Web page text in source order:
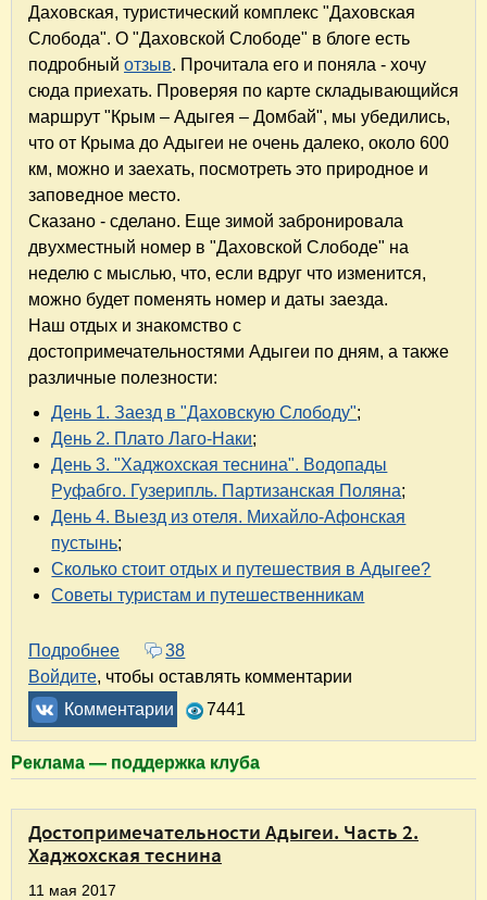
Даховская, туристический комплекс "Даховская
Слобода". О "Даховской Слободе" в блоге есть
подробный отзыв. Прочитала его и поняла - хочу
сюда приехать. Проверяя по карте складывающийся
маршрут "Крым – Адыгея – Домбай", мы убедились,
что от Крыма до Адыгеи не очень далеко, около 600
км, можно и заехать, посмотреть это природное и
заповедное место.
Сказано - сделано. Еще зимой забронировала
двухместный номер в "Даховской Слободе" на
неделю с мыслью, что, если вдруг что изменится,
можно будет поменять номер и даты заезда.
Наш отдых и знакомство с
достопримечательностями Адыгеи по дням, а также
различные полезности:
День 1. Заезд в "Даховскую Слободу";
День 2. Плато Лаго-Наки;
День 3. "Хаджохская теснина". Водопады
Руфабго. Гузерипль. Партизанская Поляна;
День 4. Выезд из отеля. Михайло-Афонская
пустынь;
Сколько стоит отдых и путешествия в Адыгее?
Советы туристам и путешественникам
Подробнее о Крым – Адыгея – Домбай. Часть 2.
38
Войдите, чтобы оставлять комментарии
Комментарии
7441
Реклама — поддержка клуба
Достопримечательности Адыгеи. Часть 2.
Хаджохская теснина
11 мая 2017